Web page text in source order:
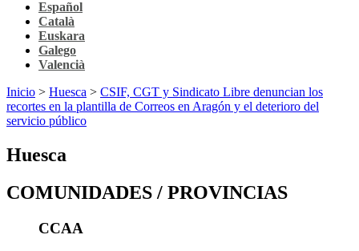
Español
Català
Euskara
Galego
Valencià
Inicio > Huesca > CSIF, CGT y Sindicato Libre denuncian los
recortes en la plantilla de Correos en Aragón y el deterioro del
servicio público
Huesca
COMUNIDADES / PROVINCIAS
CCAA